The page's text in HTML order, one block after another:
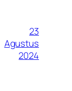
23
Agustus
2024